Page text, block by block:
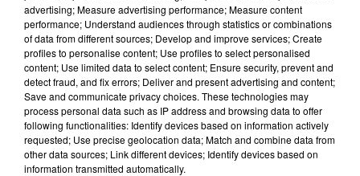
MARYIAM `` OLFA _28 11
1er décembre 2025 - 22 min 29 sec
MARYIAM `` OLFA _28 11
advertising; Measure advertising performance; Measure content
performance; Understand audiences through statistics or combinations
of data from different sources; Develop and improve services; Create
profiles to personalise content; Use profiles to select personalised
content; Use limited data to select content; Ensure security, prevent and
detect fraud, and fix errors; Deliver and present advertising and content;
Save and communicate privacy choices. These technologies may
process personal data such as IP address and browsing data to offer
following functionalities: Identify devices based on information actively
requested; Use precise geolocation data; Match and combine data from
other data sources; Link different devices; Identify devices based on
information transmitted automatically.